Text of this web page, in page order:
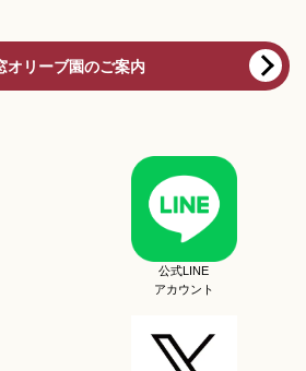
オリーブ園のご案内
公式LINE
アカウント